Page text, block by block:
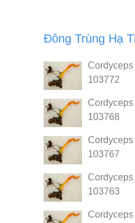
Đông Trùng Hạ
103772
103768
103767
103763